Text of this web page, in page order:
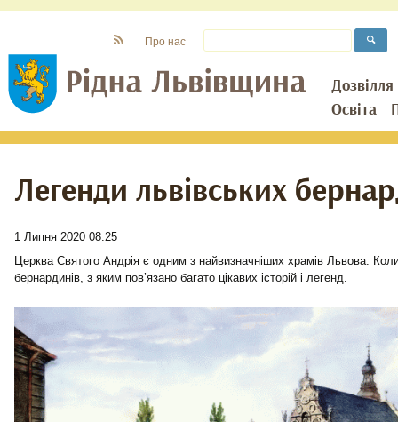
Дозвілля
Освіта
Про нас
Легенди львівських
1 Липня 2020 08:25
Церква Святого Андрія є одним з найвизначніших храмів Львова.
бернардинів, з яким пов’язано багато цікавих історій і легенд.